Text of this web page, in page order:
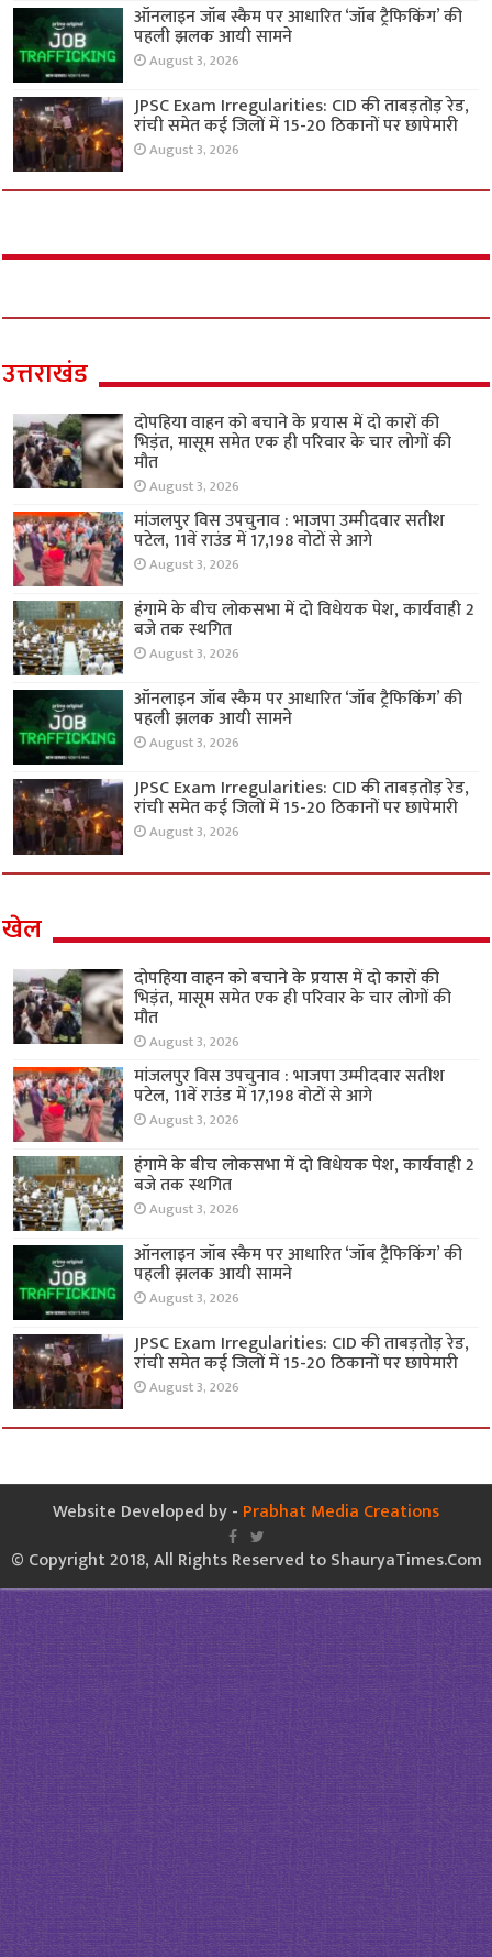
ऑनलाइन जॉब स्कैम पर आधारित ‘जॉब ट्रैफिकिंग’ की
पहली झलक आयी सामने
August 3, 2026
JPSC Exam Irregularities: CID की ताबड़तोड़ रेड,
रांची समेत कई जिलों में 15-20 ठिकानों पर छापेमारी
August 3, 2026
उत्तराखंड
दोपहिया वाहन को बचाने के प्रयास में दो कारों की
भिड़ंत, मासूम समेत एक ही परिवार के चार लोगों की
मौत
August 3, 2026
मांजलपुर विस उपचुनाव : भाजपा उम्मीदवार सतीश
पटेल, 11वें राउंड में 17,198 वोटों से आगे
August 3, 2026
हंगामे के बीच लोकसभा में दो विधेयक पेश, कार्यवाही 2
बजे तक स्थगित
August 3, 2026
ऑनलाइन जॉब स्कैम पर आधारित ‘जॉब ट्रैफिकिंग’ की
पहली झलक आयी सामने
August 3, 2026
JPSC Exam Irregularities: CID की ताबड़तोड़ रेड,
रांची समेत कई जिलों में 15-20 ठिकानों पर छापेमारी
August 3, 2026
खेल
दोपहिया वाहन को बचाने के प्रयास में दो कारों की
भिड़ंत, मासूम समेत एक ही परिवार के चार लोगों की
मौत
August 3, 2026
मांजलपुर विस उपचुनाव : भाजपा उम्मीदवार सतीश
पटेल, 11वें राउंड में 17,198 वोटों से आगे
August 3, 2026
हंगामे के बीच लोकसभा में दो विधेयक पेश, कार्यवाही 2
बजे तक स्थगित
August 3, 2026
ऑनलाइन जॉब स्कैम पर आधारित ‘जॉब ट्रैफिकिंग’ की
पहली झलक आयी सामने
August 3, 2026
JPSC Exam Irregularities: CID की ताबड़तोड़ रेड,
रांची समेत कई जिलों में 15-20 ठिकानों पर छापेमारी
August 3, 2026
Website Developed by - Prabhat Media Creations
© Copyright 2018, All Rights Reserved to ShauryaTimes.Com